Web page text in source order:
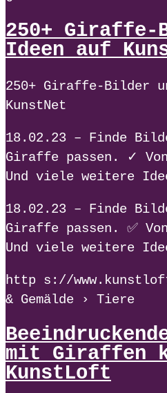
250+ Giraffe-
Ideen auf
250+ Giraffe-Bilder
KunstNet
18.02.23 – Finde
Giraffe passen. ✓
Und viele weitere
18.02.23 – Finde
Giraffe passen. ✅
Und viele weitere
http s://
& Gemälde › Tiere
mit Giraffen
KunstLoft